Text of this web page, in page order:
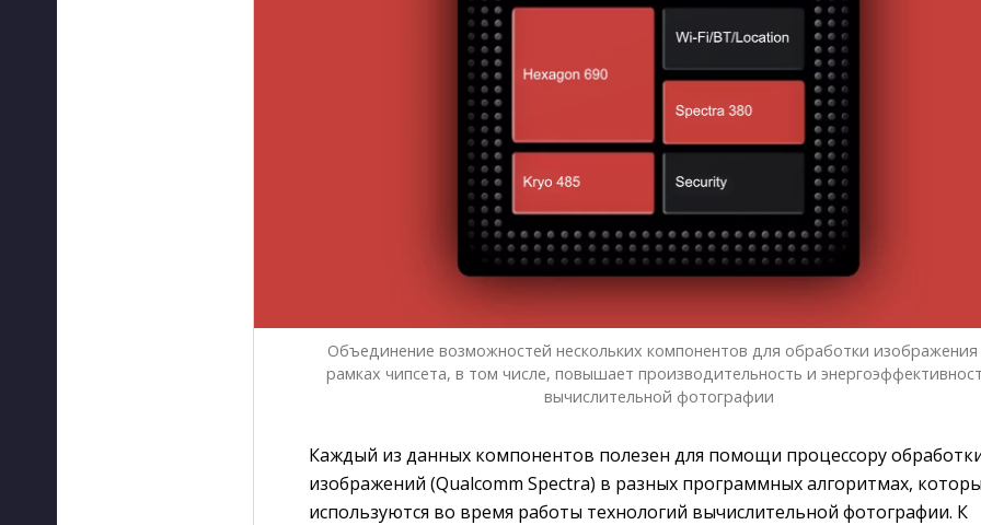
Объединение возможностей нескольких компонентов для обработки изображения
рамках чипсета, в том числе, повышает производительность и
вычислительной фотографии
Каждый из данных компонентов полезен для помощи процессору
изображений (Qualcomm Spectra) в разных программных алгоритмах,
используются во время работы технологий вычислительной фотографии. К